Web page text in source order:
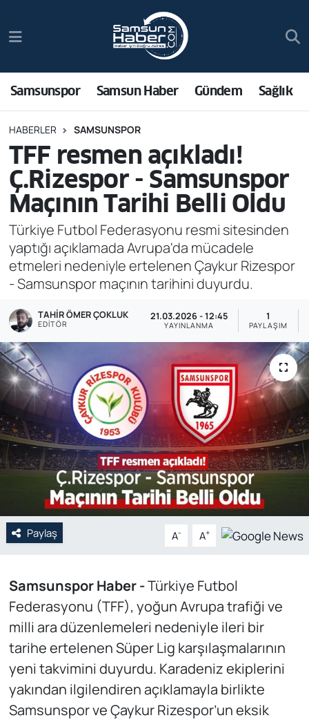
Samsunspor Samsun Haber Gündem Sağlık
HABERLER SAMSUNSPOR
TFF resmen açıkladı!
Ç.Rizespor - Samsunspor
Maçının Tarihi Belli Oldu
Türkiye Futbol Federasyonu resmi sitesinden
yaptığı açıklamada Avrupa'da mücadele
etmeleri nedeniyle ertelenen Çaykur Rizespor
- Samsunspor maçının tarihini duyurdu.
TAHIR ÖMER ÇOKLUK
EDITÖR
21.03.2026 - 12:45
YAYINLANMA
1
PAYLAŞIM
Paylaş A- A+
Samsunspor Haber -Türkiye Futbol
Federasyonu (TFF), yoğun Avrupa trafiği ve
milli ara düzenlemeleri nedeniyle ileri bir
tarihe ertelenen Süper Lig karşılaşmalarının
yeni takvimini duyurdu. Karadeniz ekiplerini
yakından ilgilendiren açıklamayla birlikte
Samsunspor ve Çaykur Rizespor’un eksik
Samsun Haber
Sağlık
Asayiş
Bilim ve Teknoloji
Bölge
Dünya
Gündem
Özel Haber
POLİTİKA
Siyaset
Spor
Web Tv
Yerel
Trafik Durumu
Süper Lig Puan Durumu ve Fikstür
Tüm Manşetler
Son Dakika Haberleri
Haber Arşivi